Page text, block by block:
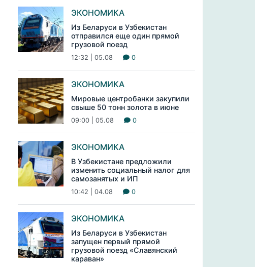
ЭКОНОМИКА
Из Беларуси в Узбекистан
отправился еще один прямой
грузовой поезд
12:32 | 05.08 0
ЭКОНОМИКА
Мировые центробанки закупили
свыше 50 тонн золота в июне
09:00 | 05.08 0
ЭКОНОМИКА
В Узбекистане предложили
изменить социальный налог для
самозанятых и ИП
10:42 | 04.08 0
ЭКОНОМИКА
Из Беларуси в Узбекистан
запущен первый прямой
грузовой поезд «Славянский
караван»